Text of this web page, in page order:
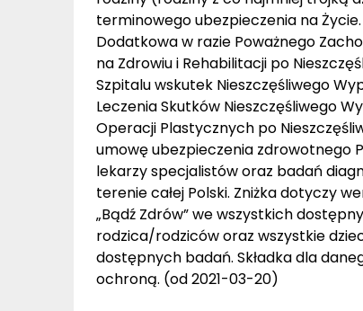
terminowego ubezpieczenia na
Dodatkowa w razie Poważnego
na Zdrowiu i Rehabilitacji po
Szpitalu wskutek Nieszczęśliwego
Leczenia Skutków Nieszczęśliwego
Operacji Plastycznych po
umowę ubezpieczenia zdrowotnego
lekarzy specjalistów oraz badań
terenie całej Polski. Zniżka dotyczy
„Bądź Zdrów” we wszystkich
rodzica/rodziców oraz wszystkie
dostępnych badań. Składka dla
ochroną. (od 2021-03-20)